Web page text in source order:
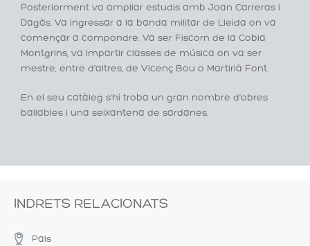
Posteriorment va ampliar estudis amb Joan Carreras i
Dagàs. Va ingressar a la banda militar de Lleida on va
començar a compondre. Va ser Fiscorn de la Cobla
Montgrins, va impartir classes de música on va ser
mestre, entre d'altres, de Vicenç Bou o Martirià Font.
En el seu catàleg s'hi troba un gran nombre d'obres
ballables i una seixantena de sardanes.
INDRETS RELACIONATS
Pals